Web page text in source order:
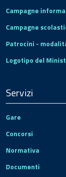
Campagne
Campagne
Patrocini -
Logotipo del
Servizi
Gare
Concorsi
Normativa
Documenti